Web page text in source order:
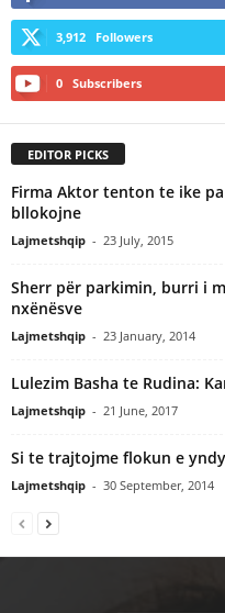
3,912 Followers
0 Subscribers
EDITOR PICKS
Firma Aktor tenton te ike
bllokojne
Lajmetshqip - 23 July, 2015
Sherr për parkimin, burri i
nxënësve
Lajmetshqip - 23 January, 2014
Lulezim Basha te Rudina:
Lajmetshqip - 21 June, 2017
Si te trajtojme flokun e
Lajmetshqip - 30 September, 2014